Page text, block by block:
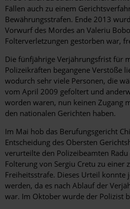
Fällen auch zu einem
Bewährungsstrafen. Ende 2013
Vorwurf des Mordes an Valeriu
Folterverletzungen gestorben war,
Die fünfjährige Verjährungsfrist für
Polizeikräften begangene Verstöße
wodurch sehr viele Personen, die
vom April 2009 gefoltert und
worden waren, nun keinen Zugang
den nationalen Gerichten haben.
Im Mai hob das Berufungsgericht
Entscheidung des Obersten
verurteilte den Polizeibeamten
Folterung von Sergiu Cretu zu einer
Freiheitsstrafe. Dieses Urteil
werden, da es nach Ablauf der
war. Im Oktober wurde der Polizist